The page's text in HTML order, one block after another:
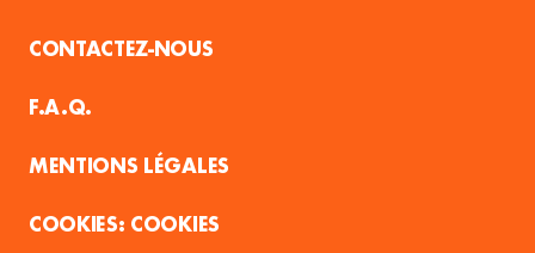
CONTACTEZ-NOUS
F.A.Q.
MENTIONS LÉGALES
COOKIES